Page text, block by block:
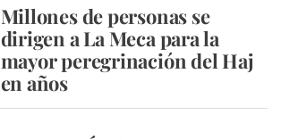
Millones de personas se
dirigen a La Meca para la
mayor peregrinación del Haj
en años